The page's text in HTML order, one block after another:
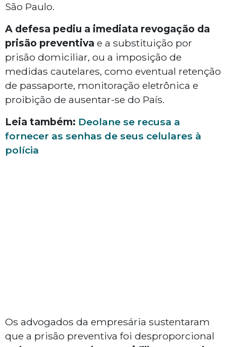
São Paulo.
A defesa pediu a imediata revogação da
prisão preventiva e a substituição por
prisão domiciliar, ou a imposição de
medidas cautelares, como eventual retenção
de passaporte, monitoração eletrônica e
proibição de ausentar-se do País.
Leia também: Deolane se recusa a
fornecer as senhas de seus celulares à
polícia
Os advogados da empresária sustentaram
que a prisão preventiva foi desproporcional